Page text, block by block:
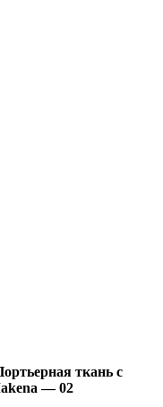
ткань с
— 02